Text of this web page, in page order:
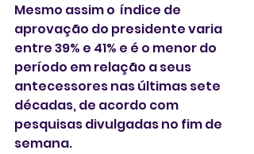
Mesmo assim o  índice de
aprovação do presidente varia
entre 39% e 41% e é o menor do
período em relação a seus
antecessores nas últimas sete
décadas, de acordo com
pesquisas divulgadas no fim de
semana.